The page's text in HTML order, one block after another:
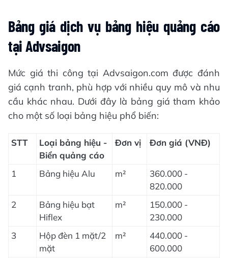
Bảng giá dịch vụ bảng hiệu quảng cáo
tại Advsaigon
Mức giá thi công tại Advsaigon.com được đánh
giá cạnh tranh, phù hợp với nhiều quy mô và nhu
cầu khác nhau. Dưới đây là bảng giá tham khảo
cho một số loại bảng hiệu phổ biến:
STT
Loại bảng hiệu -
Biển quảng cáo
Đơn vị Đơn giá (VNĐ)
1 Bảng hiệu Alu m²
360.000 -
820.000
2
Bảng hiệu bạt
Hiflex
m²
150.000 -
230.000
3
Hộp đèn 1 mặt/2
mặt
m²
440.000 -
600.000